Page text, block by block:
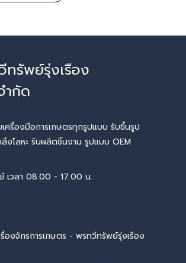
รัพย์รุ่งเรือง
ำกัด
ครื่องมือการเกษตรทุกรูปแบบ รับขึ้นรูป
ลึงโลหะ รับผลิตชิ้นงาน รูปแบบ OEM
เวลา 08.00 - 17.00 น.
องจักรการเกษตร - พรทวีทรัพย์รุ่งเรือง